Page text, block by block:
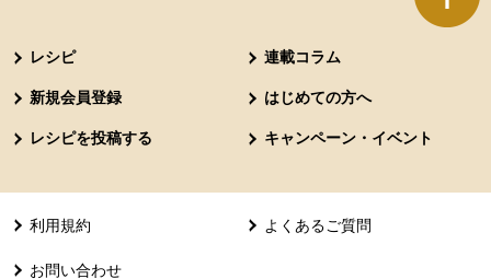
レシピ 連載コラム
新規会員登録 はじめての方へ
レシピを投稿する キャンペーン・イベント
利用規約 よくあるご質問
お問い合わせ